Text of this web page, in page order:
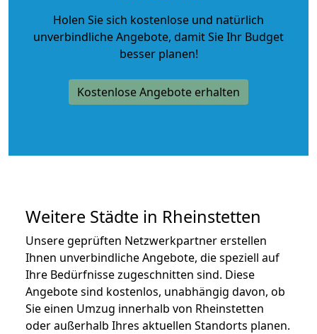
Holen Sie sich kostenlose und natürlich
unverbindliche Angebote, damit Sie Ihr Budget
besser planen!
Kostenlose Angebote erhalten
Weitere Städte in Rheinstetten
Unsere geprüften Netzwerkpartner erstellen
Ihnen unverbindliche Angebote, die speziell auf
Ihre Bedürfnisse zugeschnitten sind. Diese
Angebote sind kostenlos, unabhängig davon, ob
Sie einen Umzug innerhalb von Rheinstetten
oder außerhalb Ihres aktuellen Standorts planen.